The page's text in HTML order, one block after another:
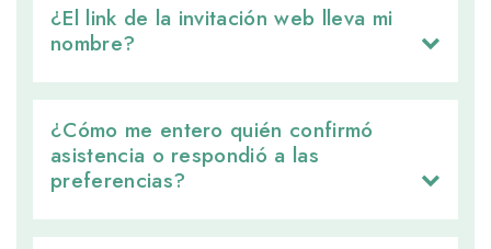
¿El link de la invitación web lleva mi
nombre?
¿Cómo me entero quién confirmó
asistencia o respondió a las
preferencias?